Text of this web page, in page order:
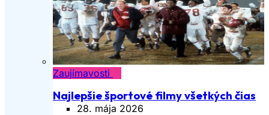
Zaujímavosti
Najlepšie športové filmy všetkých čias
28. mája 2026